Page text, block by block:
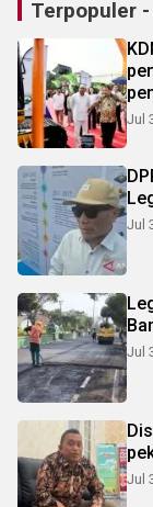
Terpopuler
Jul
Jul
Jul
Jul